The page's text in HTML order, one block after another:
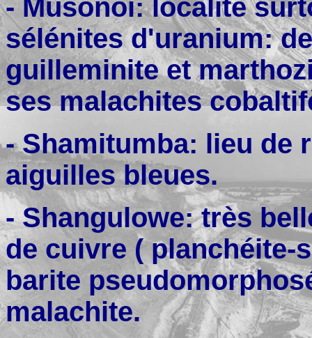
- Musonoi: localité
sélénites d'uranium:
guilleminite et
ses malachites
- Shamitumba: lieu de
aiguilles bleues.
- Shangulowe: très
de cuivre ( planchéite-
barite
malachite.